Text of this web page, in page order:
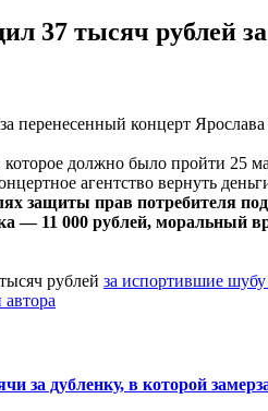
37 тысяч рублей
концерт
должно было пройти 25
агентство вернуть
защиты прав потребителя
— 11 000 рублей,
рублей за испортившие
за дубленку, в которой